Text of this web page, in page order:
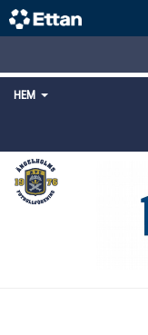
HEM
STARTSIDA
NYHETER